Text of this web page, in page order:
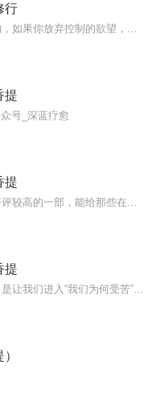
行
提
号_深蓝疗愈
提
提